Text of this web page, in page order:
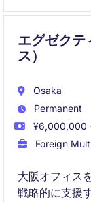
エグゼクテ
ス）
Osaka
Permanent
¥6,000,000
Foreign
大阪オフィス
戦略的に支援